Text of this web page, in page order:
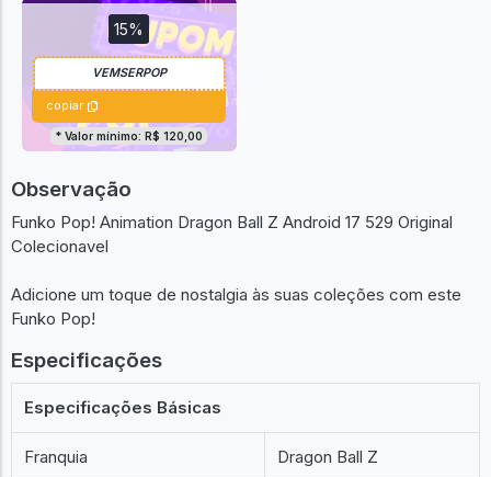
15%
copiar
* Valor mínimo: R$ 120,00
Observação
Funko Pop! Animation Dragon Ball Z Android 17 529 Original
Colecionavel
Adicione um toque de nostalgia às suas coleções com este
Funko Pop!
Especificações
Especificações Básicas
Franquia Dragon Ball Z